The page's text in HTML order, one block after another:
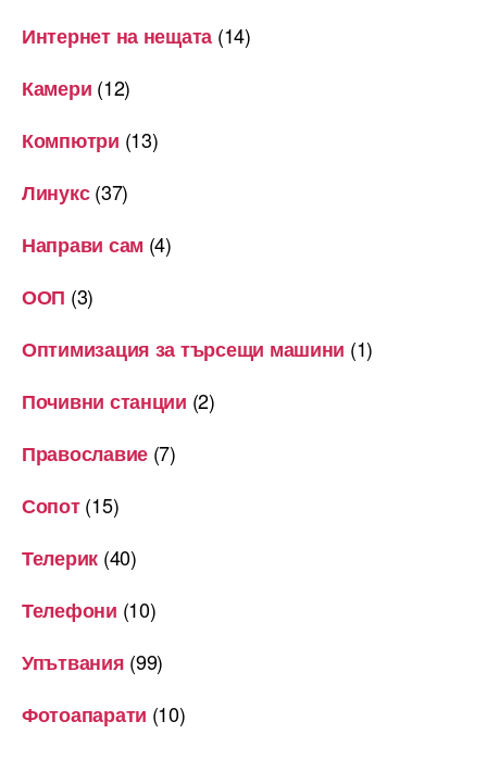
Интернет на нещата (14)
Камери (12)
Компютри (13)
Линукс(37)
Направи сам (4)
ООП (3)
Оптимизация за търсещи машини (1)
Почивни станции (2)
Православие (7)
Сопот(15)
Телерик (40)
Телефони (10)
Упътвания (99)
Фотоапарати (10)